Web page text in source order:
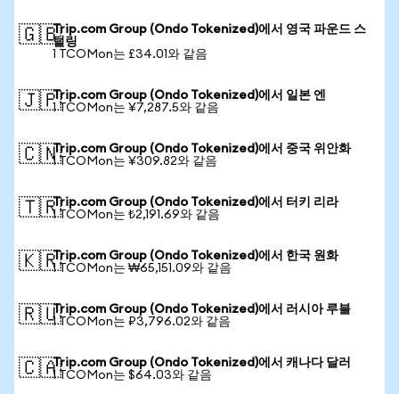
🇬🇧Trip.com Group (Ondo Tokenized)에서 영국 파운드 스
털링
1 TCOMon는 £34.01와 같음
🇯🇵Trip.com Group (Ondo Tokenized)에서 일본 엔
1 TCOMon는 ¥7,287.5와 같음
🇨🇳Trip.com Group (Ondo Tokenized)에서 중국 위안화
1 TCOMon는 ¥309.82와 같음
🇹🇷Trip.com Group (Ondo Tokenized)에서 터키 리라
1 TCOMon는 ₺2,191.69와 같음
🇰🇷Trip.com Group (Ondo Tokenized)에서 한국 원화
1 TCOMon는 ₩65,151.09와 같음
🇷🇺Trip.com Group (Ondo Tokenized)에서 러시아 루블
1 TCOMon는 ₽3,796.02와 같음
🇨🇦Trip.com Group (Ondo Tokenized)에서 캐나다 달러
1 TCOMon는 $64.03와 같음